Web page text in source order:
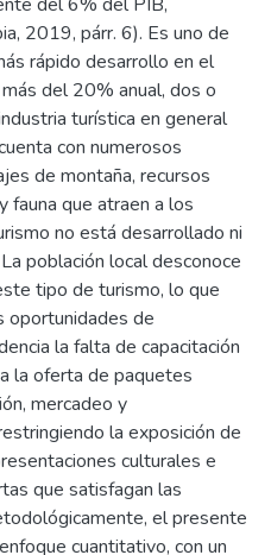
2019, párr. 6). Es uno de
rápido desarrollo en el
del 20% anual, dos o
turística en general
con numerosos
de montaña, recursos
fauna que atraen a los
no está desarrollado ni
población local desconoce
tipo de turismo, lo que
oportunidades de
la falta de capacitación
la oferta de paquetes
mercadeo y
la exposición de
culturales e
que satisfagan las
el presente
cuantitativo, con un